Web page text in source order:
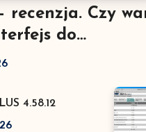
recenzja. Czy
do
Test, opinia i
4.58.12